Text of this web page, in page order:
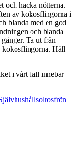
och hacka nötterna.
av kokosflingorna i
blanda med en god
och blanda
Ta ut från
kokosflingorna. Häll
i vårt fall innebär
solrosfrön